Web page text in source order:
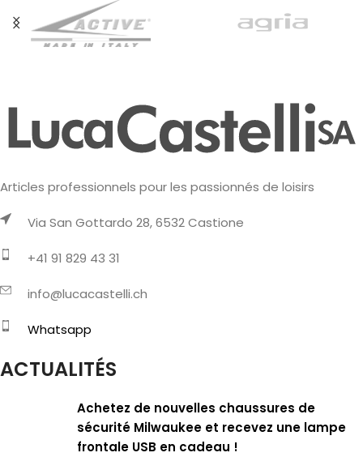
Articles professionnels pour les passionnés de loisirs
Via San Gottardo 28, 6532 Castione
+41 91 829 43 31
info@lucacastelli.ch
Whatsapp
ACTUALITÉS
Achetez de nouvelles chaussures de
sécurité Milwaukee et recevez une lampe
frontale USB en cadeau !